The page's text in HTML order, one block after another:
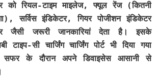
को रियल-टाइम माइलेज, फ्यूल रेंज (कितनी
सर्विस इंडिकेटर, गियर पोजीशन इंडिकेटर
जैसी जरूरी जानकारियां देता है। इसके
सी चार्जिंग चार्जिंग पोर्ट भी दिया गया
के दौरान अपने डिवाइसेस आसानी से